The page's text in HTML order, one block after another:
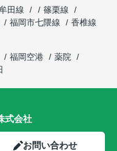
田線
篠栗線
福岡市七隈線
香椎線
福岡空港
薬院
式会社
お問い合わせ